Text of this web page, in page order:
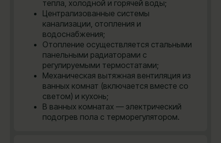
тепла, холодной и горячей воды;
Централизованные системы
канализации, отопления и
водоснабжения;
Отопление осуществляется стальными
панельными радиаторами с
регулируемыми термостатами;
Механическая вытяжная вентиляция из
ванных комнат (включается вместе со
светом) и кухонь;
В ванных комнатах — электрический
подогрев пола с терморегулятором.